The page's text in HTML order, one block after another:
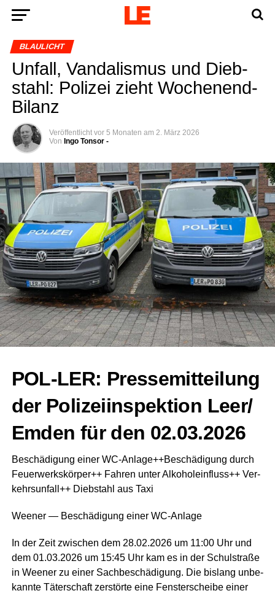
BLAULICHT
Unfall, Van­da­lis­mus und Dieb­
stahl: Poli­zei zieht Wochenend-
Bilanz
Veröffentlicht vor 5 Monaten am 2. März 2026
Von Ingo Tonsor -
POL-LER: Pres­se­mit­tei­lung
der Poli­zei­in­spek­ti­on Leer/
Emden für den 02.03.2026
Beschä­di­gung einer WC-Anlage++Beschädigung durch
Feu­er­werks­kör­per++ Fah­ren unter Alko­hol­ein­fluss++ Ver­
kehrs­un­fall++ Dieb­stahl aus Taxi
Wee­ner — Beschä­di­gung einer WC-Anlage
In der Zeit zwi­schen dem 28.02.2026 um 11:00 Uhr und
dem 01.03.2026 um 15:45 Uhr kam es in der Schul­stra­ße
in Wee­ner zu einer Sach­be­schä­di­gung. Die bis­lang unbe­
kann­te Täter­schaft zer­stör­te eine Fens­ter­schei­be einer